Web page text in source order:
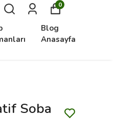
Blog
Anasayfa
0
Soba